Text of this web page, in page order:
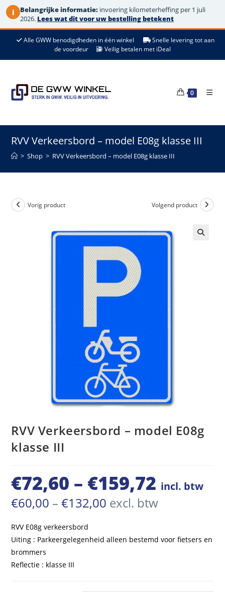
i Belangrijke informatie: invoering kilometerheffing per 1 juli
2026. Lees wat dit voor uw bestelling betekent
de
Alle GWW benodigdheden in één winkel
Snelle levering tot aan
de voordeur
Veilig betalen met iDeal
0
RVV Verkeersbord – model E08g klasse III
> Shop > RVV Verkeersbord – model E08g klasse III
Vorig product Volgend product
RVV Verkeersbord – model E08g
klasse III
€72,60 – €159,72 Prijsklasse:
incl. btw
€60,00 – €132,00 Prijsklasse:
€60,00
excl. btw
RVV E08g verkeersbord
Uiting : Parkeergelegenheid alleen bestemd voor fietsers en
brommers
Reflectie : klasse III